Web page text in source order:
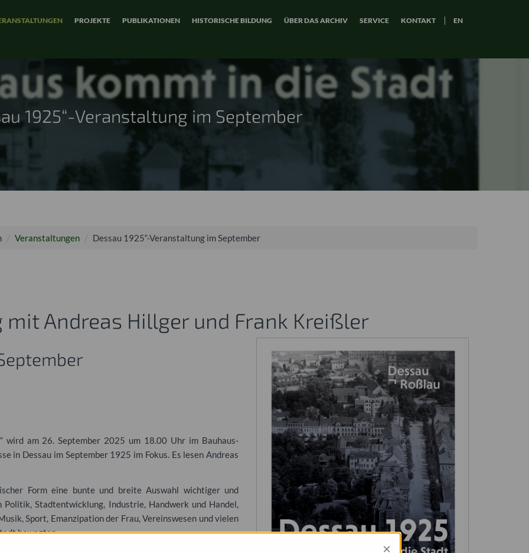
PROJEKTE PUBLIKATIONEN HISTORISCHE BILDUNG ÜBER DAS ARCHIV SERVICE KONTAKT EN
1925“-Veranstaltung im September
Veranstaltungen Dessau 1925“-Veranstaltung im September
mit Andreas Hillger und Frank Kreißler
wird am 26. September 2025 um 18.00 Uhr im Bauhaus-
in Dessau im September 1925 im Fokus. Es lesen Andreas
Form eine bunte und breite Auswahl wichtiger und
Stadtentwicklung, Industrie, Handwerk und Handel,
Sport, Emanzipation der Frau, Vereinswesen und vielen
bewegten.
×